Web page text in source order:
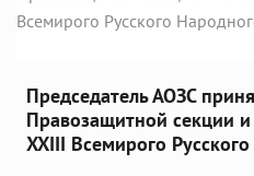
Председатель АОЗС
Правозащитной секции
XXIII Всемирого